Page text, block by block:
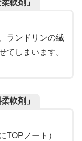
軟剤」
ランドリンの繊
てしまいます。
軟剤」
TOPノート）